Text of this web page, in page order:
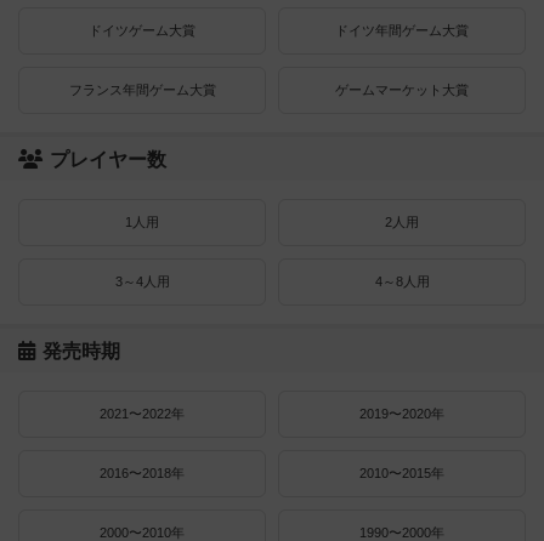
ドイツゲーム大賞 ドイツ年間ゲーム大賞
フランス年間ゲーム大賞 ゲームマーケット大賞
プレイヤー数
1人用 2人用
3～4人用 4～8人用
発売時期
2021〜2022年 2019〜2020年
2016〜2018年 2010〜2015年
2000〜2010年 1990〜2000年